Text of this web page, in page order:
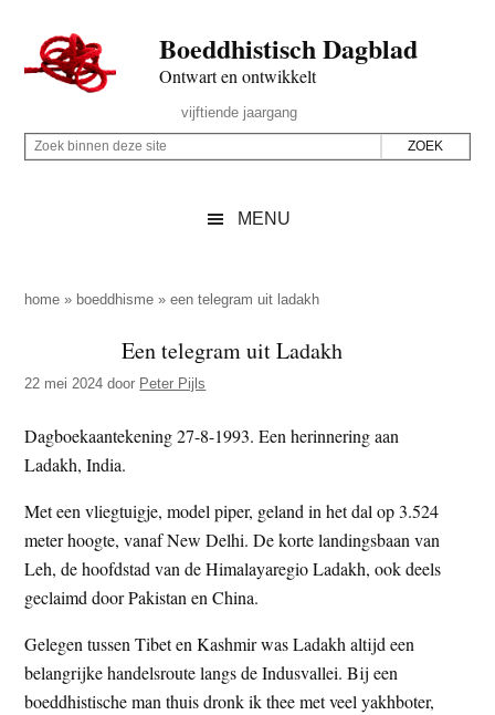
naar
de
inhoud
secondary
naar
de
sidebar
naar
de
Boeddhistisch Dagblad
Ontwart en ontwikkelt
Rechts
vijftiende jaargang
Z
p
z
e
s
t
e
Z
i
e
d
e
e
s
i
t
e
MENU
home » boeddhisme »een telegram uit ladakh
Een telegram uit Ladakh
22 mei 2024 door Peter Pijls
Dagboekaantekening 27-8-1993. Een herinnering aan
Ladakh, India.
Met een vliegtuigje, model piper, geland in het dal op 3.524
meter hoogte, vanaf New Delhi. De korte landingsbaan van
Leh, de hoofdstad van de Himalayaregio Ladakh, ook deels
geclaimd door Pakistan en China.
Gelegen tussen Tibet en Kashmir was Ladakh altijd een
belangrijke handelsroute langs de Indusvallei. Bij een
boeddhistische man thuis dronk ik thee met veel yakhboter,